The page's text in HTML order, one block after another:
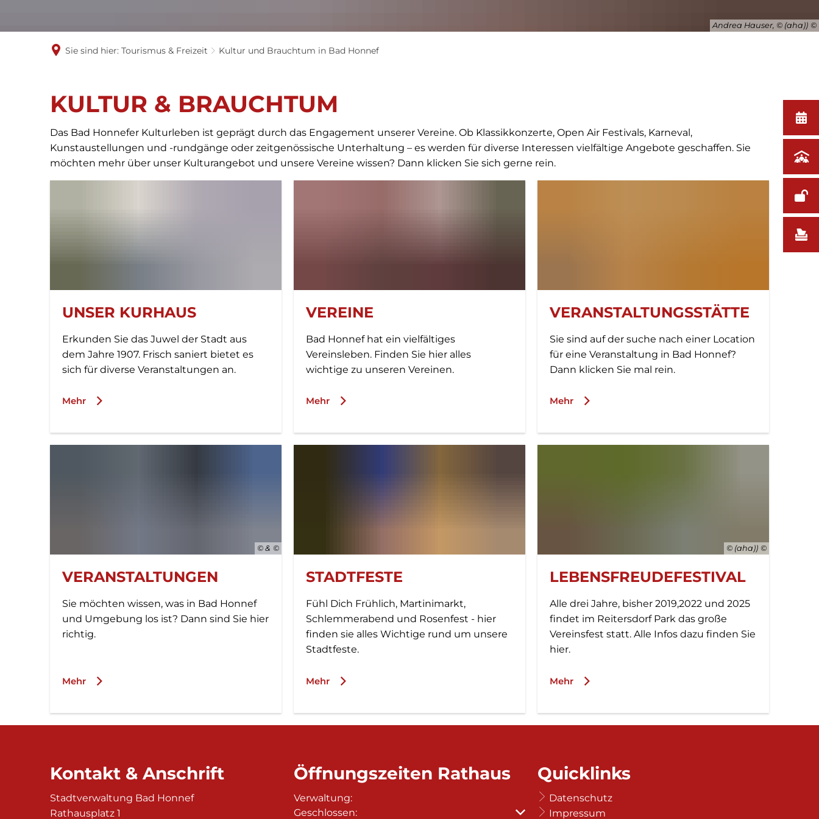
Andrea Hauser, © (aha))
Sie sind hier: Tourismus & Freizeit Kultur und Brauchtum in Bad Honnef
Kultur
Brauchtum
KULTUR & BRAUCHTUM
Das Bad Honnefer Kulturleben ist geprägt durch das Engagement unserer Vereine. Ob Klassikkonzerte, Open Air Festivals, Karneval,
Kunstaustellungen und -rundgänge oder zeitgenössische Unterhaltung – es werden für diverse Interessen vielfältige Angebote geschaffen. Sie
möchten mehr über unser Kulturangebot und unsere Vereine wissen? Dann klicken Sie sich gerne rein.
UNSER KURHAUS
Erkunden Sie das Juwel der Stadt aus
dem Jahre 1907. Frisch saniert bietet es
sich für diverse Veranstaltungen an.
Mehr
VEREINE
Bad Honnef hat ein vielfältiges
Vereinsleben. Finden Sie hier alles
wichtige zu unseren Vereinen.
Mehr
VERANSTALTUNGSSTÄTTE
Sie sind auf der suche nach einer Location
für eine Veranstaltung in Bad Honnef?
Dann klicken Sie mal rein.
Mehr
© &
VERANSTALTUNGEN
Sie möchten wissen, was in Bad Honnef
und Umgebung los ist? Dann sind Sie hier
richtig.
Mehr
STADTFESTE
Fühl Dich Frühlich, Martinimarkt,
Schlemmerabend und Rosenfest - hier
finden sie alles Wichtige rund um unsere
Stadtfeste.
Mehr
© (aha))
LEBENSFREUDEFESTIVAL
Alle drei Jahre, bisher 2019,2022 und 2025
findet im Reitersdorf Park das große
Vereinsfest statt. Alle Infos dazu finden Sie
hier.
Mehr
Kontakt & Anschrift
Stadtverwaltung Bad Honnef
Rathausplatz 1
Öffnungszeiten Rathaus
Verwaltung:
Klicken, um weitere Öffnungs- oder Schließzeiten auszublenden
Geschlossen:
Quicklinks
Datenschutz
Impressum